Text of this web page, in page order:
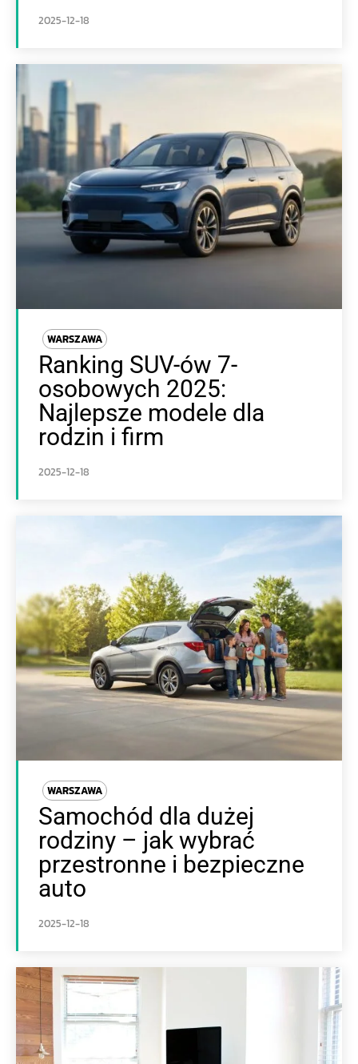
2025-12-18
WARSZAWA
Ranking SUV-ów 7-
osobowych 2025:
Najlepsze modele dla
rodzin i firm
2025-12-18
WARSZAWA
Samochód dla dużej
rodziny – jak wybrać
przestronne i bezpieczne
auto
2025-12-18